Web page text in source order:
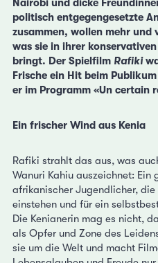
Nairobi und dicke
politisch entgegengesetzte
zusammen, wollen mehr und
was sie in ihrer
bringt. Der Spielfilm Rafiki
Frische ein Hit beim
er im Programm «Un certain
Ein frischer Wind aus Kenia
Rafiki strahlt das aus, was
Wanuri Kahiu auszeichnet: Ein
afrikanischer Jugendlicher,
einstehen und für ein
Die Kenianerin mag es nicht,
als Opfer und Zone des
sie um die Welt und macht